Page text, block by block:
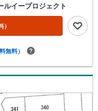
イープロジェクト
）
無料）